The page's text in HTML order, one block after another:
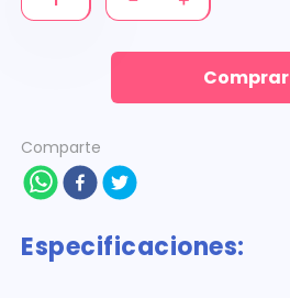
Comprar
Comparte
Especificaciones: